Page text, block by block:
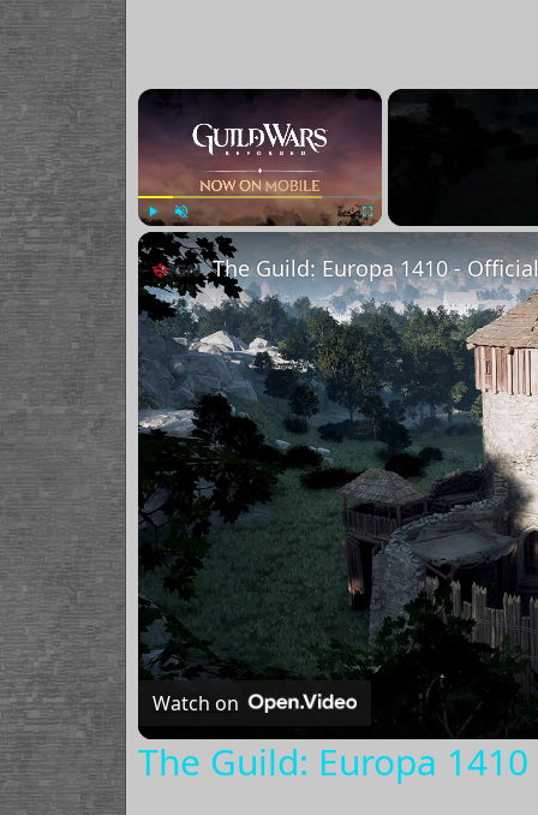
×
Play Unmute
The Guild: Europa 1410 -
Watch on
The Guild: Europa